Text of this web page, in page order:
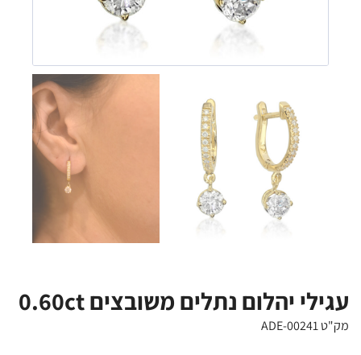
עגילי יהלום נתלים משובצים 0.60ct
מק"ט ADE-00241